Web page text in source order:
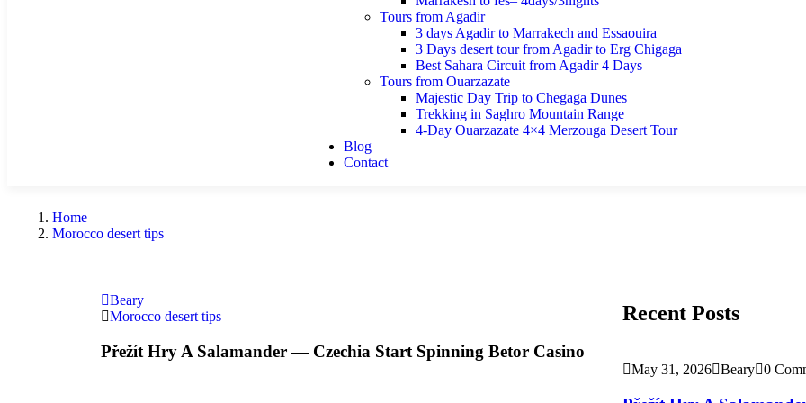
Tours from Agadir
3 days Agadir to Marrakech and Essaouira
3 Days desert tour from Agadir to Erg Chigaga
Best Sahara Circuit from Agadir 4 Days
Tours from Ouarzazate
Majestic Day Trip to Chegaga Dunes
Trekking in Saghro Mountain Range
4-Day Ouarzazate 4×4 Merzouga Desert Tour
Blog
Contact
Home
Morocco desert tips
Beary
Morocco desert tips
Přežít Hry A Salamander — Czechia Start Spinning Betor Casino
Recent Posts
May 31, 2026 Beary 0